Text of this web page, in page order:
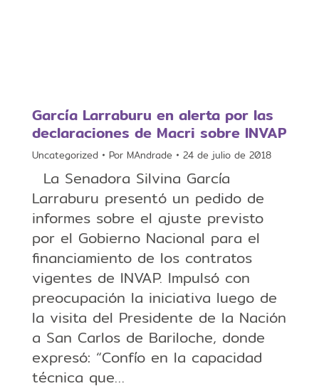
García Larraburu en alerta por las
declaraciones de Macri sobre INVAP
Uncategorized Por MAndrade 24 de julio de 2018
La Senadora Silvina García
Larraburu presentó un pedido de
informes sobre el ajuste previsto
por el Gobierno Nacional para el
financiamiento de los contratos
vigentes de INVAP. Impulsó con
preocupación la iniciativa luego de
la visita del Presidente de la Nación
a San Carlos de Bariloche, donde
expresó: “Confío en la capacidad
técnica que…